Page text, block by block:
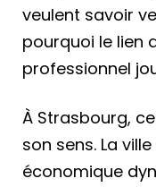
veulent savoir
pourquoi le lien
professionnel
À Strasbourg,
son sens. La
économique